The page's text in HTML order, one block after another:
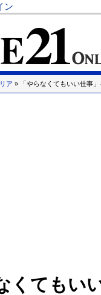
ン
ア » 「やらなくてもいい仕事
くてもい